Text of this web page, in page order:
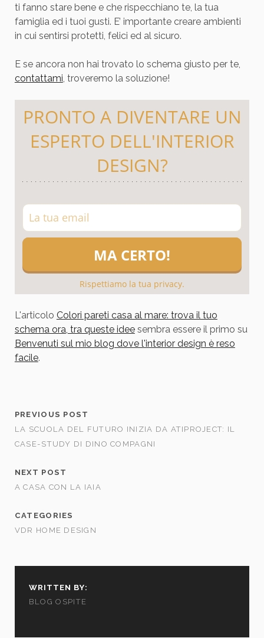
ti fanno stare bene e che rispecchiano te, la tua
famiglia ed i tuoi gusti. E’ importante creare ambienti
in cui sentirsi protetti, felici ed al sicuro.
E se ancora non hai trovato lo schema giusto per te,
contattami, troveremo la soluzione!
PRONTO A DIVENTARE UN
ESPERTO DELL'INTERIOR
DESIGN?
Rispettiamo la tua privacy.
L'articolo Colori pareti casa al mare: trova il tuo
schema ora, tra queste ideesembra essere il primo su
Benvenuti sul mio blog dove l'interior design è reso
facile.
PREVIOUS POST
LA SCUOLA DEL FUTURO INIZIA DA ATIPROJECT: IL
CASE-STUDY DI DINO COMPAGNI
NEXT POST
A CASA CON LA IAIA
CATEGORIES
VDR HOME DESIGN
WRITTEN BY:
BLOG OSPITE